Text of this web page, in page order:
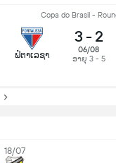
Copa do Brasil -
ຟໍຕາເລຊາ
3 - 2
06/08
ອາຍຸ 3 - 5
18/07